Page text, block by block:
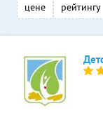
цене рейтингу